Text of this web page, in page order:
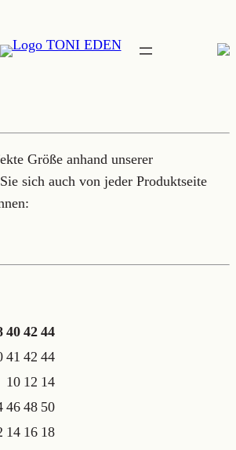
Größe anhand unserer
sich auch von jeder Produktseite
40 42 44
41 42 44
10 12 14
46 48 50
14 16 18